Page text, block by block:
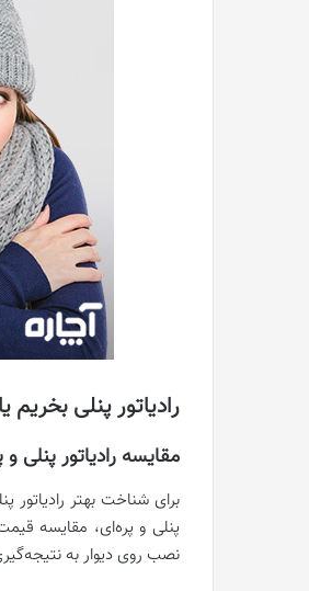
رادیاتور پنلی بخریم
مقایسه رادیاتور پنلی و
برای شناخت بهتر رادیاتور
پنلی و پره‌ای، مقایسه
نصب روی دیوار به